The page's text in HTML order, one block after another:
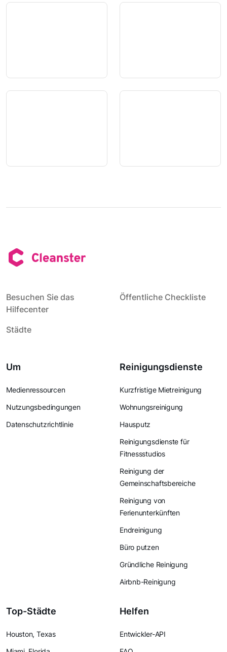
Besuchen Sie das
Hilfecenter
Öffentliche Checkliste
Städte
Um
Medienressourcen
Nutzungsbedingungen
Datenschutzrichtlinie
Reinigungsdienste
Kurzfristige Mietreinigung
Wohnungsreinigung
Hausputz
Reinigungsdienste für
Fitnessstudios
Reinigung der
Gemeinschaftsbereiche
Reinigung von
Ferienunterkünften
Endreinigung
Büro putzen
Gründliche Reinigung
Airbnb-Reinigung
Top-Städte
Houston, Texas
Helfen
Entwickler-API